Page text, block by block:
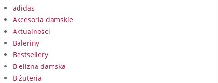
adidas
Akcesoria damskie
Aktualności
Baleriny
Bestsellery
Bielizna damska
Biżuteria